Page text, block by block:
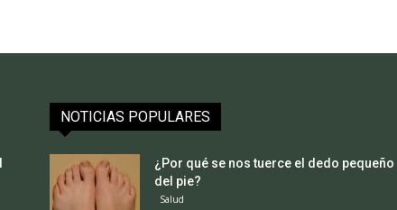
NOTICIAS POPULARES
¿Por qué se nos tuerce el dedo pequeño
del pie?
Salud